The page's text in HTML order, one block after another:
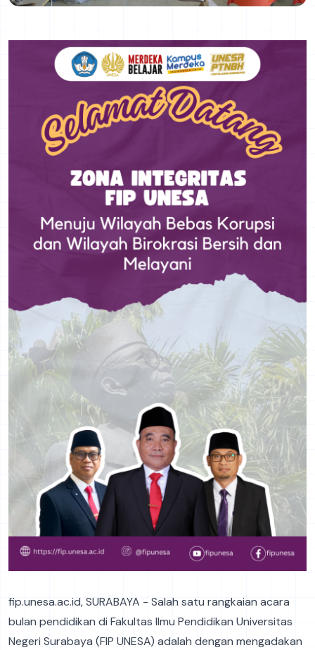
fip.unesa.ac.id, SURABAYA - Salah satu rangkaian acara
bulan pendidikan di Fakultas Ilmu Pendidikan Universitas
Negeri Surabaya (FIP UNESA) adalah dengan mengadakan